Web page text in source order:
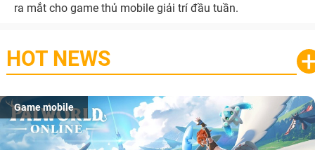
ra mắt cho game thủ mobile giải trí đầu tuần.
HOT NEWS
Game mobile